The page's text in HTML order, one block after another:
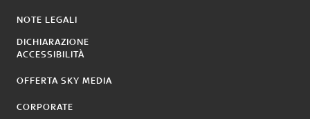
NOTE LEGALI
DICHIARAZIONE
ACCESSIBILITÀ
OFFERTA SKY MEDIA
CORPORATE